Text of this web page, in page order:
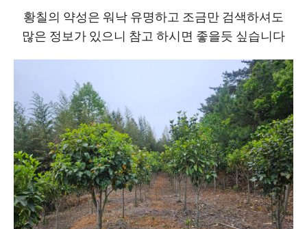
황칠의 약성은 워낙 유명하고 조금만 검색하셔도
많은 정보가 있으니 참고 하시면 좋을듯 싶습니다